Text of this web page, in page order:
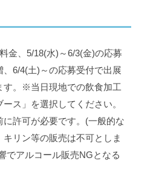
金、5/18(水)～6/3(金)の応募
、6/4(土)～の応募受付で出展
。
※当日現地での飲食加工
ス」を選択してください。
許可が必要です。(一般的な
リン等の販売は不可としま
でアルコール販売NGとなる